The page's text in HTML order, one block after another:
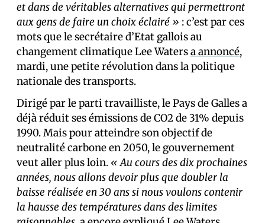
et dans de véritables alternatives qui permettront
aux gens de faire un choix éclairé » : c’est par ces
mots que le secrétaire d’Etat gallois au
changement climatique Lee Watersa annoncé,
mardi, une petite révolution dans la politique
nationale des transports.
Dirigé par le parti travailliste, le Pays de Galles a
déjà réduit ses émissions de CO2 de 31% depuis
1990. Mais pour atteindre son objectif de
neutralité carbone en 2050, le gouvernement
veut aller plus loin. « Au cours des dix prochaines
années, nous allons devoir plus que doubler la
baisse réalisée en 30 ans si nous voulons contenir
la hausse des températures dans des limites